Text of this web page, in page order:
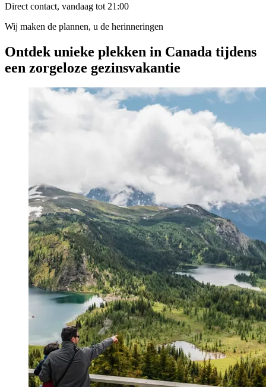
Direct contact, vandaag tot 21:00
Wij maken de plannen, u de herinneringen
Ontdek unieke plekken in Canada tijdens
een zorgeloze gezinsvakantie